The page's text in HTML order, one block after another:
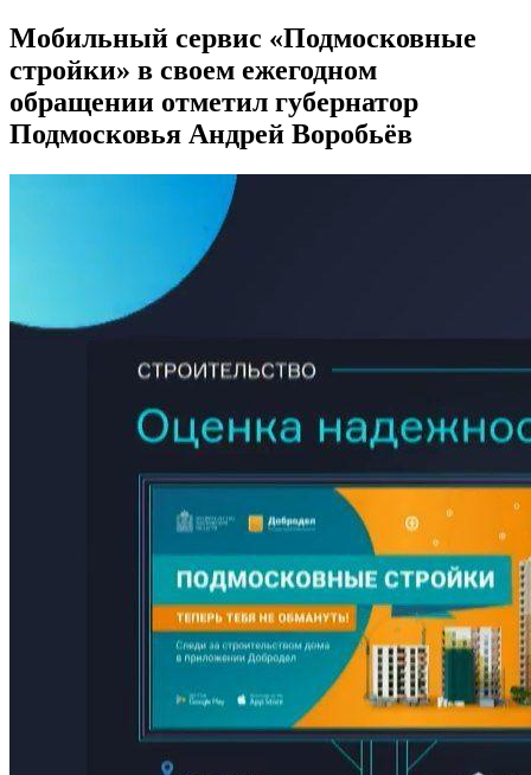
Mобильный сервис «Подмосковные
стройки» в своем ежегодном
обращении отметил губернатор
Подмосковья Андрей Воробьёв